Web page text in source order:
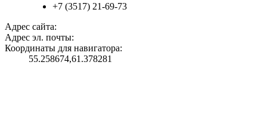
+7 (3517) 21-69-73
Адрес сайта:
Адрес эл. почты:
Координаты для навигатора:
55.258674,61.378281